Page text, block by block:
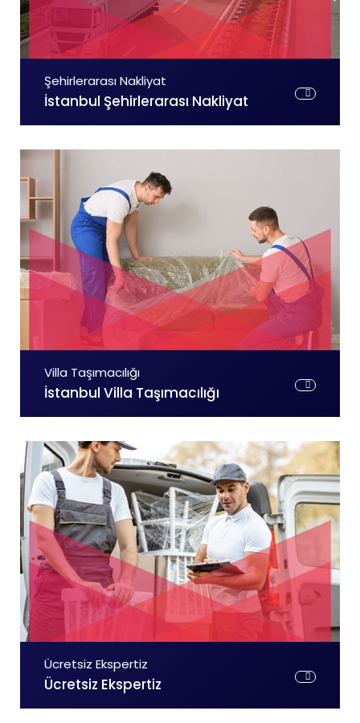
Şehirlerarası Nakliyat
İstanbul Şehirlerarası Nakliyat
Villa Taşımacılığı
İstanbul Villa Taşımacılığı
Ücretsiz Ekspertiz
Ücretsiz Ekspertiz